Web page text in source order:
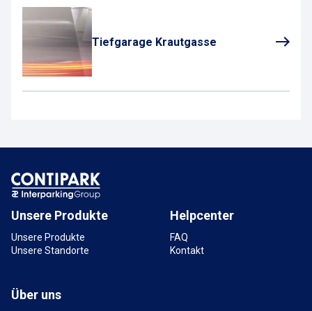
Tiefgarage Krautgasse
Unsere Produkte
Unsere Produkte
Unsere Standorte
Helpcenter
FAQ
Kontakt
Über uns